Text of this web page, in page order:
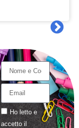
Ho letto e
accetto il